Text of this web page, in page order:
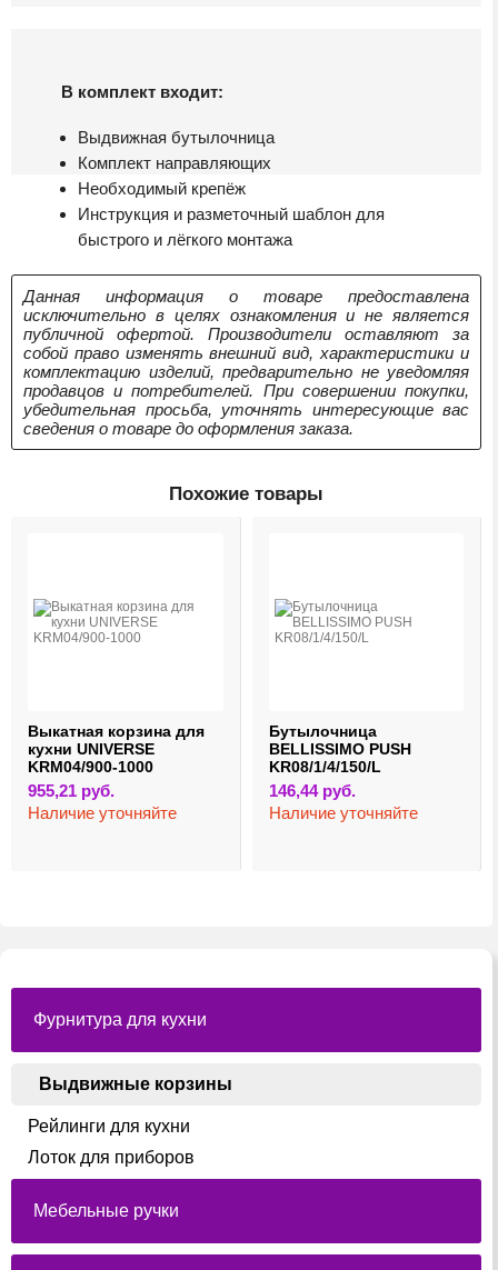
В комплект входит:
Выдвижная бутылочница
Комплект направляющих
Необходимый крепёж
Инструкция и разметочный шаблон для
быстрого и лёгкого монтажа
Данная информация о товаре предоставлена
исключительно в целях ознакомления и не является
публичной офертой. Производители оставляют за
собой право изменять внешний вид, характеристики и
комплектацию изделий, предварительно не уведомляя
продавцов и потребителей. При совершении покупки,
убедительная просьба, уточнять интересующие вас
сведения о товаре до оформления заказа.
Похожие товары
Выкатная корзина для
кухни UNIVERSE
KRM04/900-1000
955,21 руб.
Наличие уточняйте
Бутылочница
BELLISSIMO PUSH
KR08/1/4/150/L
146,44 руб.
Наличие уточняйте
Фурнитура для кухни
Выдвижные корзины
Рейлинги для кухни
Лоток для приборов
Мебельные ручки